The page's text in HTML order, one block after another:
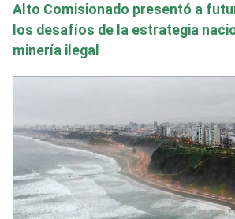
Alto Comisionado presentó a
los desafíos de la estrategia
minería ilegal